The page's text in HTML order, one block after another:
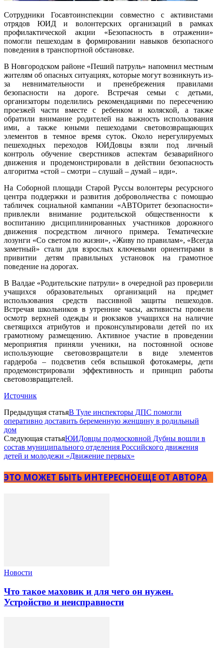
Сотрудники Госавтоинспекции совместно с активистами
отрядов ЮИД и волонтерских организаций в рамках
профилактической акции «Безопасность в отражении»
помогли пешеходам в формировании навыков безопасного
поведения в транспортной обстановке.
В Новгородском районе «Пеший патруль» напомнил местным
жителям об опасных ситуациях, которые могут возникнуть из-
за невнимательности и пренебрежения правилами
безопасности на дороге. Встречая семьи с детьми,
организаторы поделились рекомендациями по пересечению
проезжей части вместе с ребенком и коляской, а также
обратили внимание родителей на важность использования
ими, а также юными пешеходами световозвращающих
элементов в темное время суток. Около нерегулируемых
пешеходных переходов ЮИДовцы взяли под личный
контроль обучение сверстников аспектам безаварийного
движения и продемонстрировали в действии безопасность
алгоритма «стой – смотри – слушай – думай – иди».
На Соборной площади Старой Руссы волонтеры ресурсного
центра поддержки и развития добровольчества с помощью
табличек социальной кампании «АВТОритет безопасности»
привлекли внимание родительской общественности к
воспитанию дисциплинированных участников дорожного
движения посредством личного примера. Тематические
лозунги «Со светом по жизни», «Живу по правилам», «Всегда
заметный» стали для взрослых ключевыми ориентирами в
привитии детям правильных установок на грамотное
поведение на дорогах.
В Валдае «Родительские патрули» в очередной раз проверили
учащихся образовательных организаций на предмет
использования средств пассивной защиты пешеходов.
Встречая школьников в утренние часы, активисты провели
осмотр верхней одежды и рюкзаков учащихся на наличие
светящихся атрибутов и проконсультировали детей по их
грамотному размещению. Активное участие в проведении
мероприятия приняли ученики, на постоянной основе
использующие световозвращатели в виде элементов
гардероба – подсветив себя вспышкой фотокамеры, дети
продемонстрировали эффективность и принцип работы
световозвращателей.
Источник
Предыдущая статьяВ Туле инспекторы ДПС помогли
оперативно доставить беременную женщину в родильный
дом
Следующая статьяЮИДовцы подмосковной Дубны вошли в
состав муниципального отделения Российского движения
детей и молодежи «Движение первых»
ЭТО МОЖЕТ БЫТЬ ИНТЕРЕСНОЕЩЕ ОТ АВТОРА
Новости
Что такое маховик и для чего он нужен.
Устройство и неисправности